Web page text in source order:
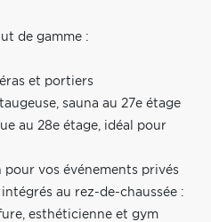
de gamme :
et portiers
sauna au 27e étage
au 28e étage, idéal pour
pour vos événements privés
au rez-de-chaussée :
esthéticienne et gym